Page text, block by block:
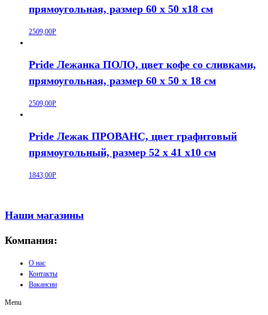
прямоугольная, размер 60 х 50 х18 см
2509,00Р
Pride Лежанка ПОЛО, цвет кофе со сливками,
прямоугольная, размер 60 х 50 х 18 см
2509,00Р
Pride Лежак ПРОВАНС, цвет графитовый
прямоугольный, размер 52 х 41 х10 см
1843,00Р
Наши магазины
Компания:
О нас
Контакты
Вакансии
Menu